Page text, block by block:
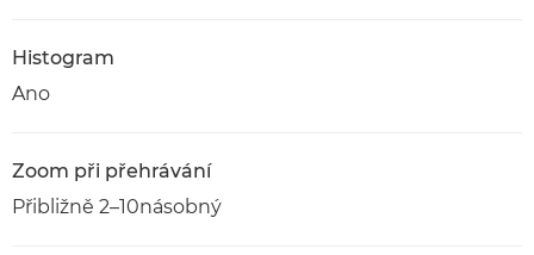
Histogram
Ano
Zoom při přehrávání
Přibližně 2–10násobný